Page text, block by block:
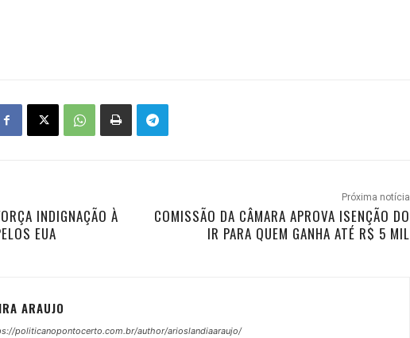
INDIGNAÇÃO À
EUA
Próxima notícia
COMISSÃO DA CÂMARA APROVA ISENÇÃO DO
IR PARA QUEM GANHA ATÉ R$ 5 MIL
ARAUJO
politicanopontocerto.com.br/author/arioslandiaaraujo/